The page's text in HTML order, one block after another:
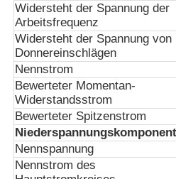
Qualitätskontrolle
Kontakt
Nachrichten
Alle Fälle
Widersteht der Spannung der
Arbeitsfrequenz
Widersteht der Spannung von
Donnereinschlägen
Nennstrom
Bewerteter Momentan-
Widerstandsstrom
Bewerteter Spitzenstrom
Nennspannung
Nennstrom des